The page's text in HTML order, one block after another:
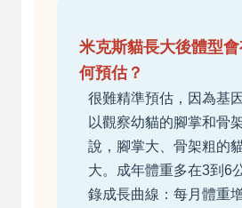
米克斯貓長大後體型
何預估？
很難精準預估，因為基
以觀察幼貓的腳掌和骨
說，腳掌大、骨架粗的
大。成年體重多在3到6
錄成長曲線：每月體重